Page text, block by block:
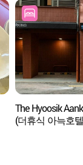
The Hyoosik
(더휴식 아늑호